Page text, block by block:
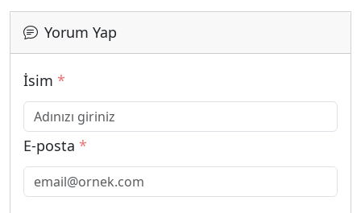
Yorum Yap
İsim *
E-posta *